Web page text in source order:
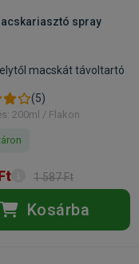
spray
macskát távoltartó
(5)
200ml / Flakon
1 587 Ft
Kosárba